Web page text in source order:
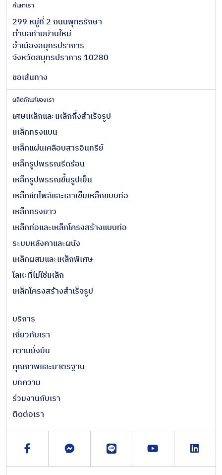
ค้นหาเรา
299 หมู่ที่ 2 ถนนพุทธรักษา
ตำบลท้ายบ้านใหม่
อำเมืองสมุทรปราการ
จังหวัดสมุทรปราการ 10280
ขอเส้นทาง
ผลิตภัณฑ์ของเรา
เศษเหล็กและเหล็กกึ่งสำเร็จรูป
เหล็กทรงแบน
เหล็กแผ่นเคลือบสารอินทรีย์
เหล็กรูปพรรณรีดร้อน
เหล็กรูปพรรณขึ้นรูปเย็น
เหล็กชีทไพล์และเสาเข็มเหล็กแบบท่อ
เหล็กทรงยาว
เหล็กท่อและเหล็กโครงสร้างแบบท่อ
ระบบหลังคาและผนัง
เหล็กผสมและเหล็กพิเศษ
โลหะที่ไม่ใช่เหล็ก
เหล็กโครงสร้างสำเร็จรูป
บริการ
เกี่ยวกับเรา
ความยั่งยืน
คุณภาพและมาตรฐาน
บทความ
ร่วมงานกับเรา
ติดต่อเรา